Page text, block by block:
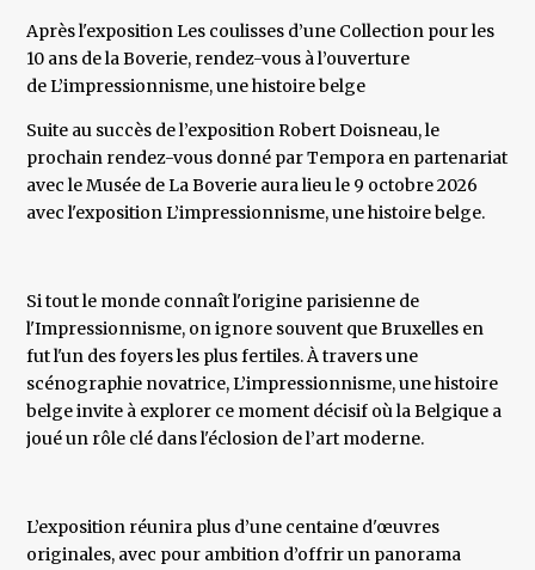
Après l'exposition Les coulisses d’une Collection pour les
10 ans de la Boverie, rendez-vous à l’ouverture
de L’impressionnisme, une histoire belge
Suite au succès de l’exposition Robert Doisneau, le
prochain rendez-vous donné par Tempora en partenariat
avec le Musée de La Boverie aura lieu le 9 octobre 2026
avec l'exposition L’impressionnisme, une histoire belge.
Si tout le monde connaît l'origine parisienne de
l'Impressionnisme, on ignore souvent que Bruxelles en
fut l'un des foyers les plus fertiles. À travers une
scénographie novatrice, L’impressionnisme, une histoire
belge invite à explorer ce moment décisif où la Belgique a
joué un rôle clé dans l'éclosion de l’art moderne.
L’exposition réunira plus d’une centaine d'œuvres
originales, avec pour ambition d’offrir un panorama